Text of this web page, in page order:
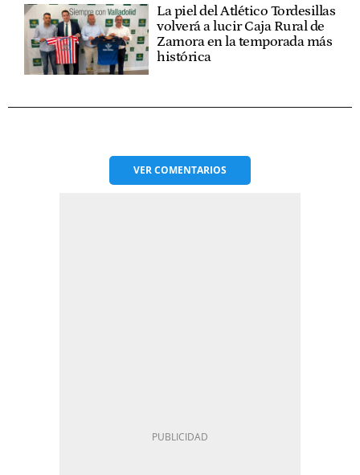
La piel del Atlético Tordesillas
volverá a lucir Caja Rural de
Zamora en la temporada más
histórica
VERCOMENTARIOS